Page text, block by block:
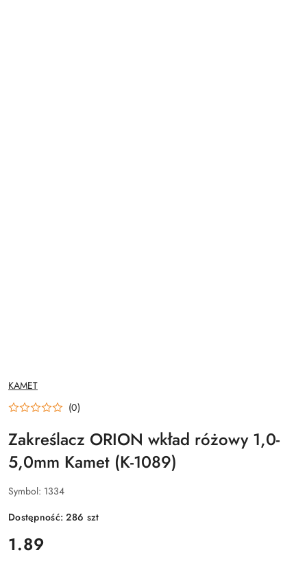
NAZWA
PRODUCENTA:
KAMET
(0)
Zakreślacz ORION wkład różowy 1,0-
5,0mm Kamet (K-1089)
Symbol: 1334
Dostępność:286 szt
cena:
1.89